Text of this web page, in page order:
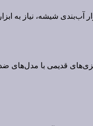
شیشه، نیاز به
مغزی‌های قدیمی با